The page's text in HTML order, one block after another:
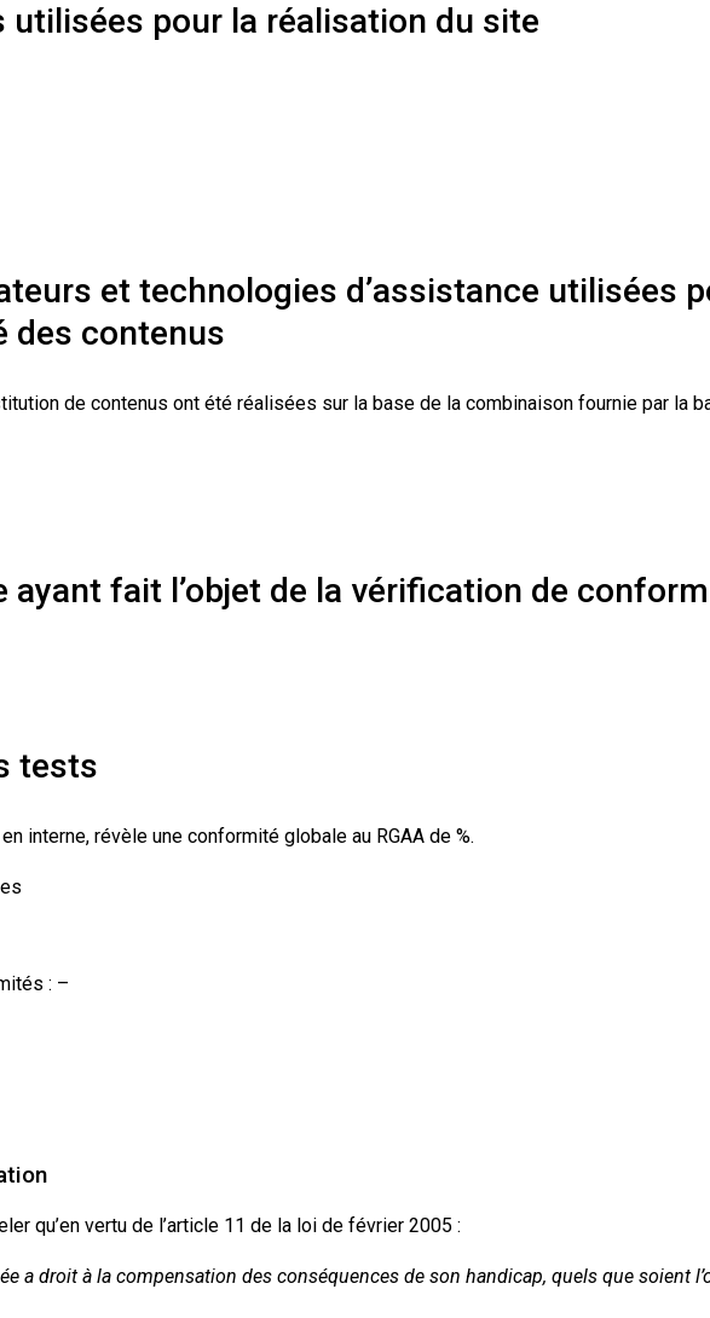
utilisées pour la réalisation du site
et technologies d’assistance utilisées
des contenus
de contenus ont été réalisées sur la base de la combinaison fournie par la
ayant fait l’objet de la vérification de
tests
interne, révèle une conformité globale au RGAA de %.
: –
qu’en vertu de l’article 11 de la loi de février 2005 :
a droit à la compensation des conséquences de son handicap, quels que soient